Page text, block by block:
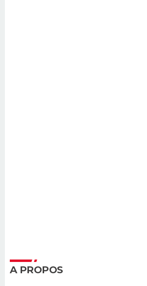
A PROPOS